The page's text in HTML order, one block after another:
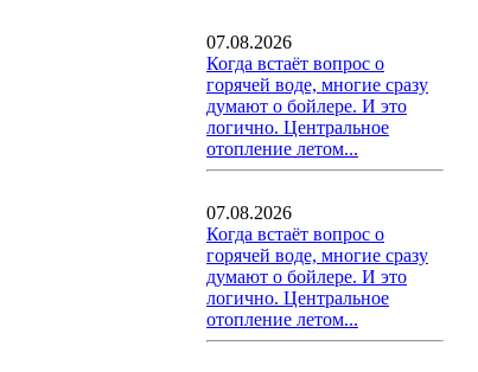
07.08.2026
Когда встаёт вопрос о
горячей воде, многие сразу
думают о бойлере. И это
логично. Центральное
отопление летом...
07.08.2026
Когда встаёт вопрос о
горячей воде, многие сразу
думают о бойлере. И это
логично. Центральное
отопление летом...